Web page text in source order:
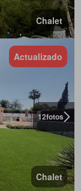
Chalet
12fotos
Actualizado
Chalet